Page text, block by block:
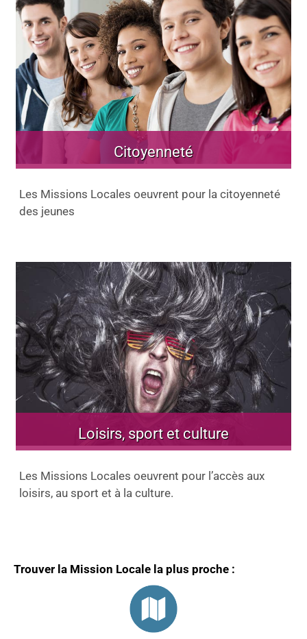
Citoyenneté
Les Missions Locales oeuvrent pour la citoyenneté
des jeunes
Loisirs, sport et culture
Les Missions Locales oeuvrent pour l’accès aux
loisirs, au sport et à la culture.
Trouver la Mission Locale la plus proche :